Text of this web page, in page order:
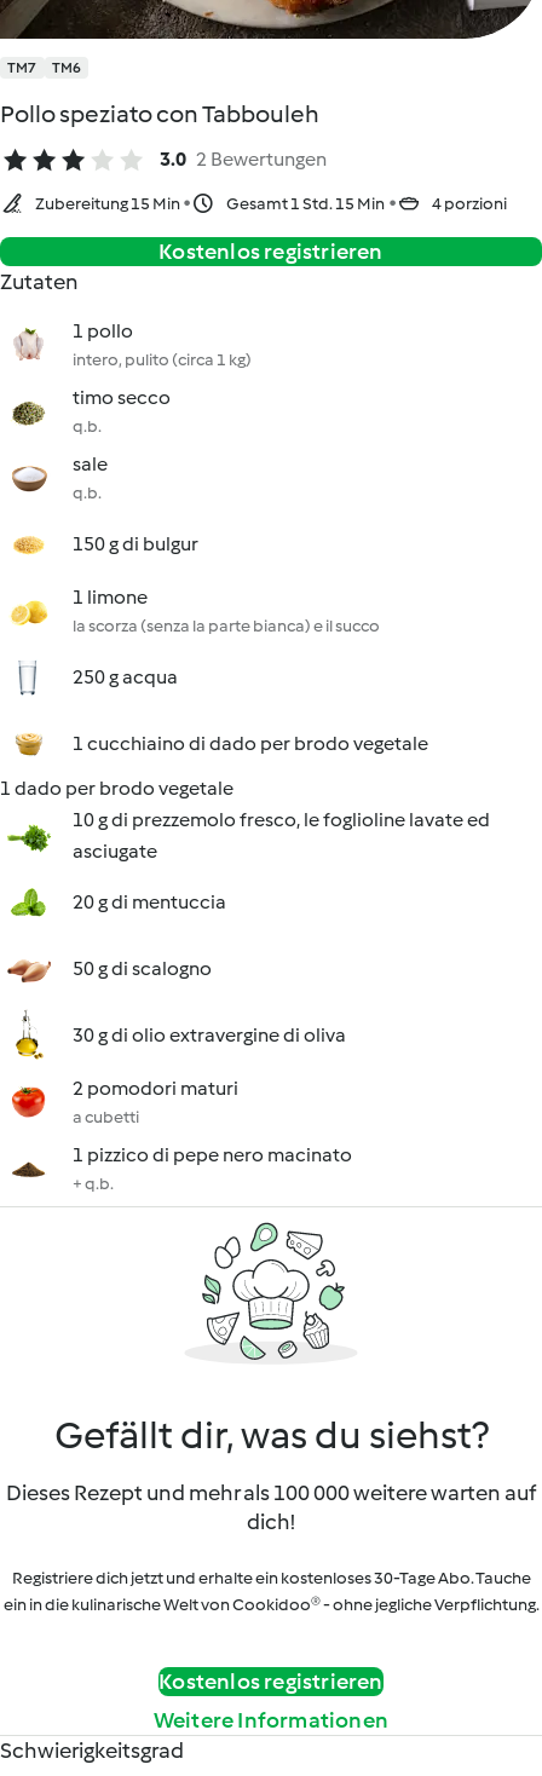
TM7 TM6
Pollo speziato con Tabbouleh
3.0 2 Bewertungen
Zubereitung 15 Min Gesamt 1 Std. 15 Min 4 porzioni
Kostenlos registrieren
Zutaten
1 pollo
intero, pulito (circa 1 kg)
timo secco
q.b.
sale
q.b.
150 g di bulgur
1 limone
la scorza (senza la parte bianca) e il succo
250 g acqua
1 cucchiaino di dado per brodo vegetale
1 dado per brodo vegetale
10 g di prezzemolo fresco, le foglioline lavate ed
asciugate
20 g di mentuccia
50 g di scalogno
30 g di olio extravergine di oliva
2 pomodori maturi
a cubetti
1 pizzico di pepe nero macinato
+ q.b.
Gefällt dir, was du siehst?
Dieses Rezept und mehr als 100 000 weitere warten auf
dich!
Registriere dich jetzt und erhalte ein kostenloses 30-Tage Abo. Tauche
ein in die kulinarische Welt von Cookidoo® - ohne jegliche Verpflichtung.
Kostenlos registrieren
Weitere Informationen
Schwierigkeitsgrad